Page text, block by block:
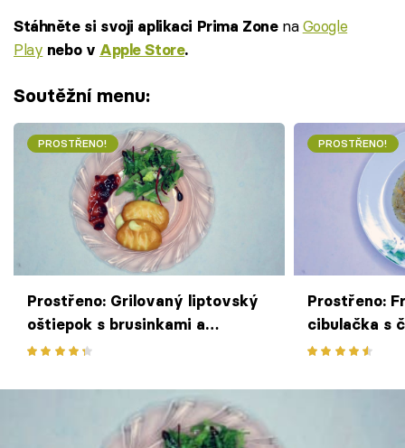
Stáhněte si svoji aplikaci Prima Zone naGoogle
Play nebo v Apple Store.
Soutěžní menu:
PROSTŘENO!
Prostřeno: Grilovaný liptovský
oštiepok s brusinkami a
čerstvým chlebem
PROSTŘENO!
Prostřeno:
cibulačka s